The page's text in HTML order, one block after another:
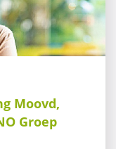
Moovd,
Groep